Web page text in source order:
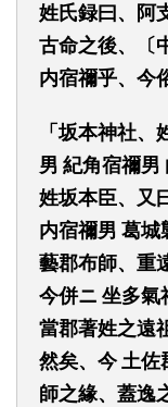
姓氏録曰、 阿
古命之後、〔
内宿禰乎、今
「坂本神社、
男 紀角宿禰男
姓坂本臣、又
内宿禰男 葛城
藝郡布師、重
今併ニ 坐多氣
當郡著姓之遠
然矣、今 土佐
師之緣、蓋逸